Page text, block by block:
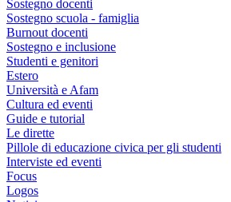
Sostegno docenti
Sostegno scuola - famiglia
Burnout docenti
Sostegno e inclusione
Studenti e genitori
Estero
Università e Afam
Cultura ed eventi
Guide e tutorial
Le dirette
Pillole di educazione civica per gli studenti
Interviste ed eventi
Focus
Logos